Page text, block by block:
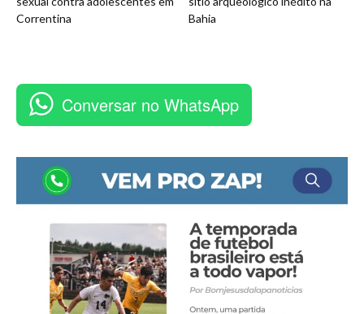
Correntina
Bahia
Conversar no WhatsApp